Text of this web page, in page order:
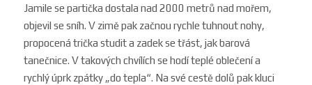
Jamile se partička dostala nad 2000 metrů nad mořem,
objevil se sníh. V zimě pak začnou rychle tuhnout nohy,
propocená trička studit a zadek se třást, jak barová
tanečnice. V takových chvílích se hodí teplé oblečení a
rychlý úprk zpátky „do tepla“. Na své cestě dolů pak kluci